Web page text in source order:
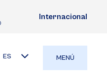
Internacional
ES MENÚ